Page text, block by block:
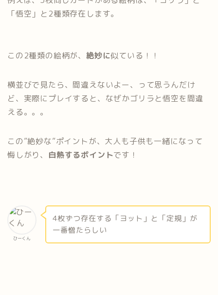
「悟空」と2種類存在します。
この2種類の絵柄が、 絶妙に似ている！！
横並びで見たら、間違えないよー、って思うんだけ
ど、実際にプレイすると、なぜかゴリラと悟空を間違
える。。。
この”絶妙な”ポイントが、大人も子供も一緒になって
悔しがり、 白熱するポイントです！
ひーくん
4枚ずつ存在する「ヨット」と「定規」が
一番憎たらしい